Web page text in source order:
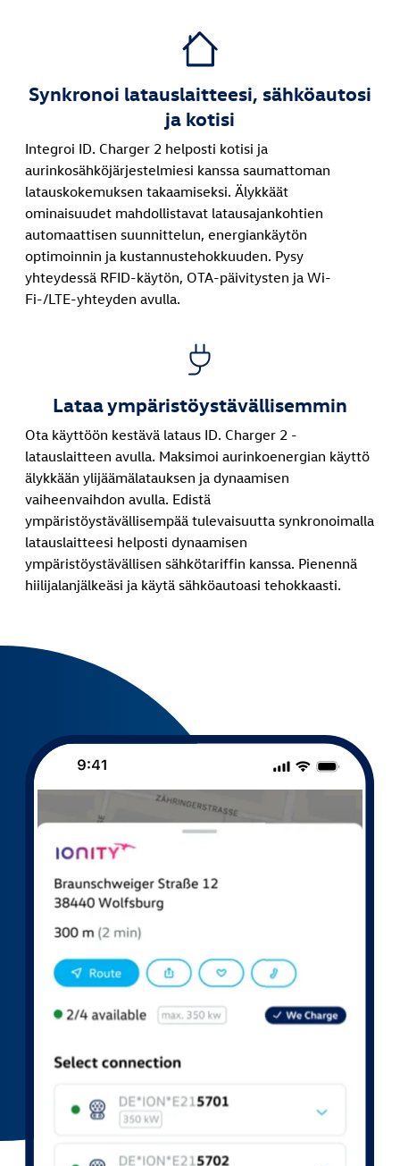
Synkronoi latauslaitteesi, sähköautosi
ja kotisi
Integroi ID. Charger 2 helposti kotisi ja
aurinkosähköjärjestelmiesi kanssa saumattoman
latauskokemuksen takaamiseksi. Älykkäät
ominaisuudet mahdollistavat latausajankohtien
automaattisen suunnittelun, energiankäytön
optimoinnin ja kustannustehokkuuden. Pysy
yhteydessä RFID-käytön, OTA-päivitysten ja Wi-
Fi-/LTE-yhteyden avulla.
Lataa ympäristöystävällisemmin
Ota käyttöön kestävä lataus ID. Charger 2 -
latauslaitteen avulla. Maksimoi aurinkoenergian käyttö
älykkään ylijäämälatauksen ja dynaamisen
vaiheenvaihdon avulla. Edistä
ympäristöystävällisempää tulevaisuutta synkronoimalla
latauslaitteesi helposti dynaamisen
ympäristöystävällisen sähkötariffin kanssa. Pienennä
hiilijalanjälkeäsi ja käytä sähköautoasi tehokkaasti.